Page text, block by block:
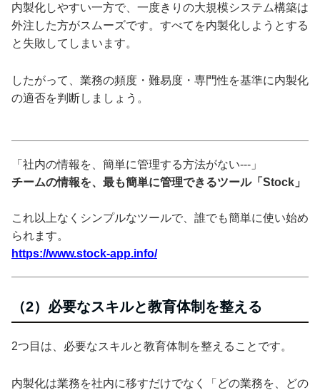
内製化しやすい一方で、一度きりの大規模システム構築は
外注した方がスムーズです。すべてを内製化しようとする
と失敗してしまいます。
したがって、業務の頻度・難易度・専門性を基準に内製化
の適否を判断しましょう。
「社内の情報を、簡単に管理する方法がない---」
チームの情報を、最も簡単に管理できるツール「Stock」
これ以上なくシンプルなツールで、誰でも簡単に使い始め
られます。
https://www.stock-app.info/
（2）必要なスキルと教育体制を整える
2つ目は、必要なスキルと教育体制を整えることです。
内製化は業務を社内に移すだけでなく「どの業務を、どの